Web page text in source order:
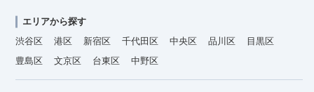
エリアから探す
渋谷区
港区 新宿区 千代田区 中央区 品川区
目黒区
豊島区
文京区 台東区 中野区